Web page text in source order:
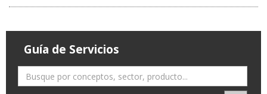
Guía de Servicios